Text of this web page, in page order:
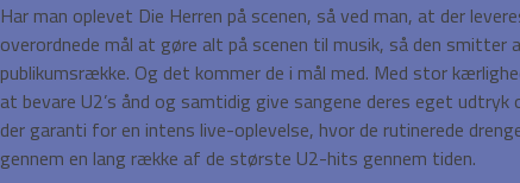
Har man oplevet Die Herren på scenen, så ved man, at der
overordnede mål at gøre alt på scenen til musik, så den smitter
publikumsrække. Og det kommer de i mål med. Med stor
at bevare U2’s ånd og samtidig give sangene deres eget
der garanti for en intens live-oplevelse, hvor de rutinerede
gennem en lang række af de største U2-hits gennem tiden.